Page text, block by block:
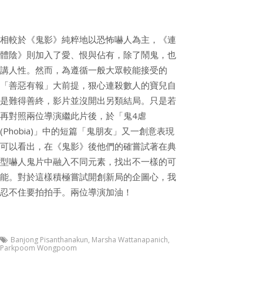
相較於《鬼影》純粹地以恐怖嚇人為主，《連
體陰》則加入了愛、恨與佔有，除了鬧鬼，也
講人性。然而，為遵循一般大眾較能接受的
「善惡有報」大前提，狠心連殺數人的寶兒自
是難得善終，影片並沒開出另類結局。只是若
再對照兩位導演繼此片後，於「鬼4虐
(Phobia)」中的短篇「鬼朋友」又一創意表現
可以看出，在《鬼影》後他們的確嘗試著在典
型嚇人鬼片中融入不同元素，找出不一樣的可
能。對於這樣積極嘗試開創新局的企圖心，我
忍不住要拍拍手。兩位導演加油！
Banjong Pisanthanakun, Marsha Wattanapanich,
Parkpoom Wongpoom